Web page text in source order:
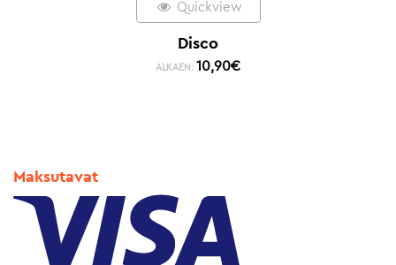
Quickview
Disco
ALKAEN: 10,90€
Maksutavat